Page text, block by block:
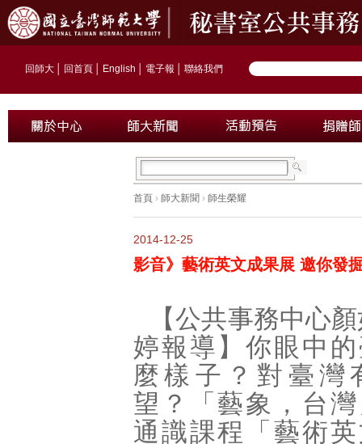
回師大 回首頁 English 電子報 聯絡我們
首頁 › 師大新聞 › 師生榮耀
2014-12-25
影音》藝術英文成果展 邀你發
【公共事務中心
婷報導】你眼中
麼樣子？對臺灣
望？「藝象，台
通識課程「藝術